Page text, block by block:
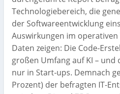
Technologiebereich, die
der Softwareentwicklung
Auswirkungen im operativen
Daten zeigen: Die Code-
großen Umfang auf KI –
nur in Start-ups. Demnach
Prozent) der befragten IT-